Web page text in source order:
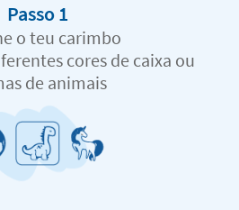
Passo 1
o teu carimbo
cores de caixa ou
de animais